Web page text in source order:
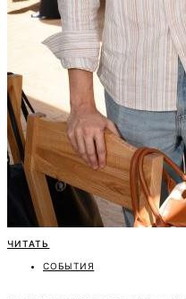
ЧИТАТЬ
СОБЫТИЯ